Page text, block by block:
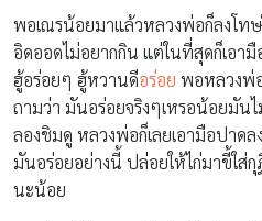
พอเณรน้อยมาแล้วหลวงพ่อก็ลงโท
อิดออดไม่อยากกิน แต่ในที่สุดก็เอา
ฮู้อร่อยๆ ฮู้หวานดีอร่อย พอหลวงพ่
ถามว่า มันอร่อยจริงๆเหรอน้อยมัน
ลองชิมดู หลวงพ่อก็เลยเอามือปาด
มันอร่อยอย่างนี้ ปล่อยให้ไก่มาขี้ใส่
นะน้อย